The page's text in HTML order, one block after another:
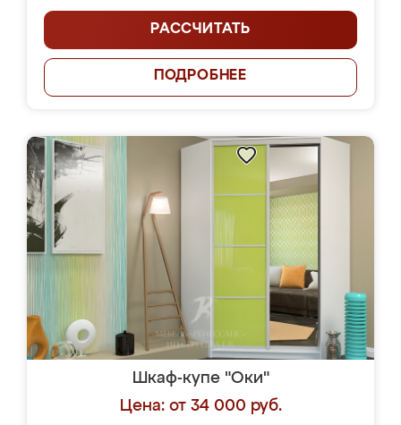
РАССЧИТАТЬ
ПОДРОБНЕЕ
Шкаф-купе "Оки"
Цена: от 34 000 руб.